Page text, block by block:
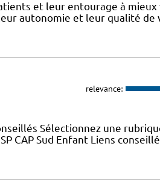
patients et leur entourage à
autonomie et leur qualité de
relevance:
Sélectionnez une
CAP Sud Enfant Liens